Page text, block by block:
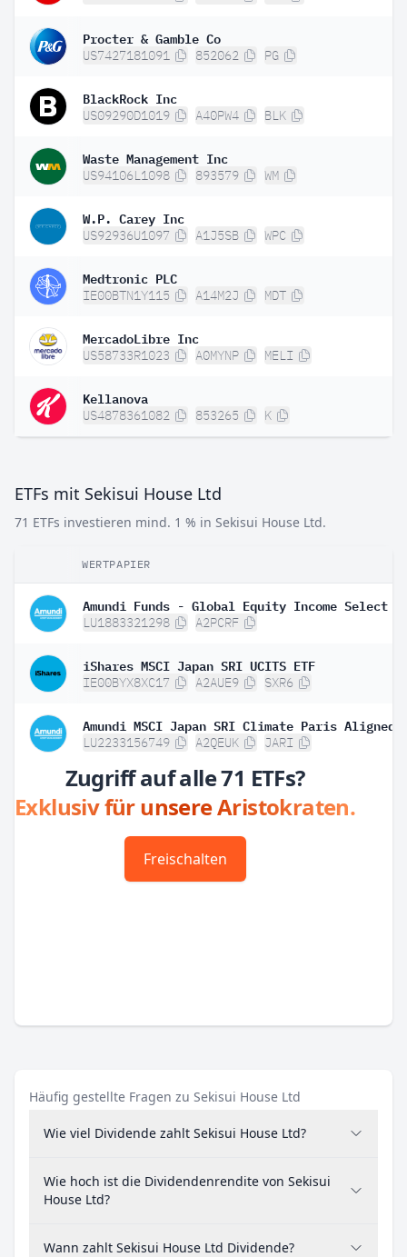
Procter & Gamble Co
US7427181091 852062 PG
BlackRock Inc
US09290D1019 A40PW4 BLK
Waste Management Inc
US94106L1098 893579 WM
W.P. Carey Inc
US92936U1097 A1J5SB WPC
Medtronic PLC
IE00BTN1Y115 A14M2J MDT
MercadoLibre Inc
US58733R1023 A0MYNP MELI
Kellanova
US4878361082 853265 K
ETFs mit Sekisui House Ltd
71 ETFs investieren mind. 1 % in Sekisui House Ltd.
WERTPAPIER
LU1883321298 A2PCRF
iShares MSCI Japan SRI UCITS ETF
IE00BYX8XC17 A2AUE9 SXR6
LU2233156749 A2QEUK JARI
Zugriff auf alle 71 ETFs?
Exklusiv für unsere Aristokraten.
Freischalten
Häufig gestellte Fragen zu Sekisui House Ltd
Wie viel Dividende zahlt Sekisui House Ltd?
Wie hoch ist die Dividendenrendite von Sekisui
House Ltd?
Wann zahlt Sekisui House Ltd Dividende?